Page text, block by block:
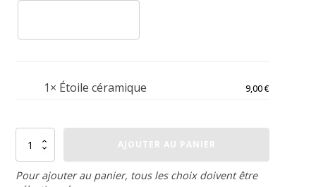
1× Étoile céramique 9,00€
quantité
Étoile
céramique
AJOUTER AU PANIER
Pour ajouter au panier, tous les choix doivent être